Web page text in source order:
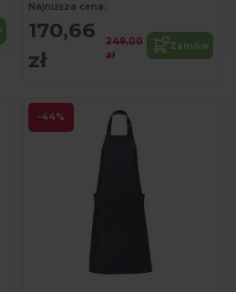
Najniższa cena:
170,66
zł
249,00
zł
Zamów
-44%